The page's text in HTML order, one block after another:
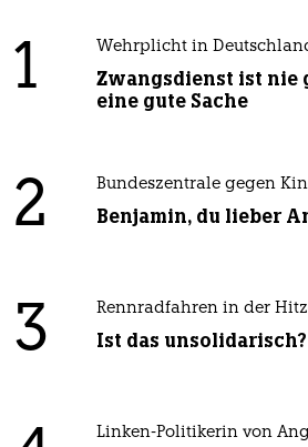
1 Wehrplicht in
Zwangsdienst ist nie
eine gute Sache
2 Bundeszentrale gegen
Benjamin, du lieber
3 Rennradfahren in der
Ist das unsolidarisch?
Linken-Politikerin von